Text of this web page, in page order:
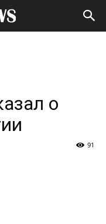
о
91